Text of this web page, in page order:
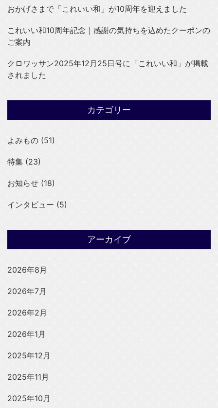
おかげさまで「これいい和」が10周年を迎えました
これいい和10周年記念｜感謝の気持ちを込めたクーポンの
ご案内
クロワッサン2025年12月25日号に「これいい和」が掲載
されました
カテゴリー
よみもの (51)
特集 (23)
お知らせ (18)
インタビュー (5)
アーカイブ
2026年8月
2026年7月
2026年2月
2026年1月
2025年12月
2025年11月
2025年10月